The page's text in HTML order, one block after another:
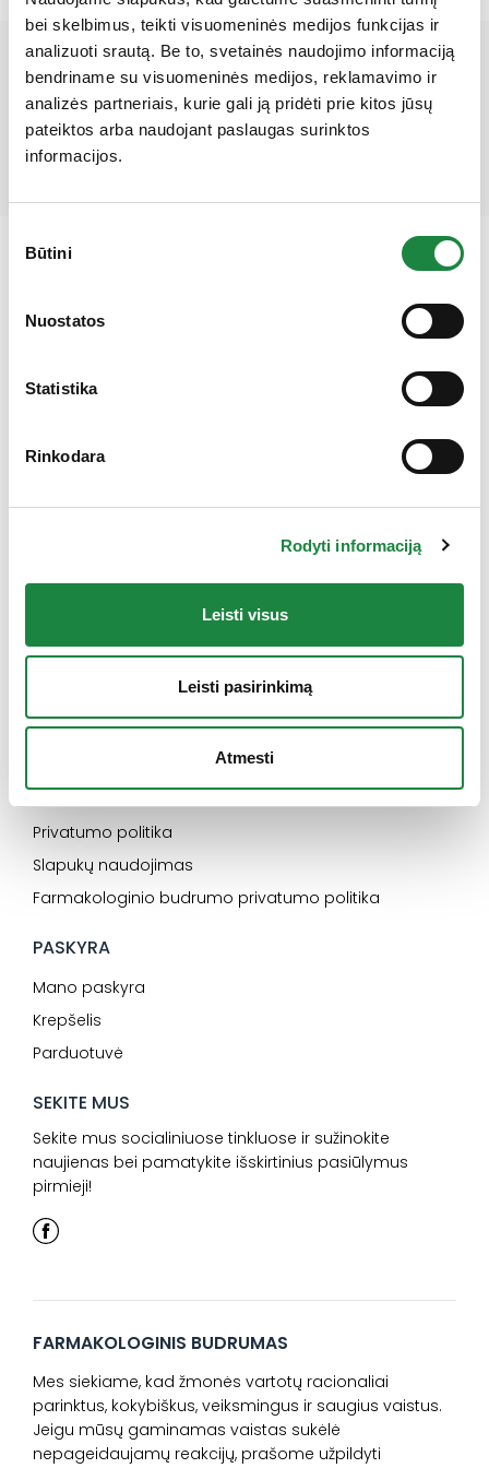
bei skelbimus, teikti visuomeninės medijos funkcijas ir
analizuoti srautą. Be to, svetainės naudojimo informaciją
bendriname su visuomeninės medijos, reklamavimo ir
analizės partneriais, kurie gali ją pridėti prie kitos jūsų
pateiktos arba naudojant paslaugas surinktos
informacijos.
pasirinkimas
Būtini
Nuostatos
Statistika
Rinkodara
Rodyti informaciją
Leisti visus
Leisti pasirinkimą
Atmesti
Mūsų partneriai
+370 612 77733
Naujienos
Konsultacija
SVARBU
Elektroninės parduotuvės pirkimo taisyklės
Privatumo politika
Slapukų naudojimas
Farmakologinio budrumo privatumo politika
PASKYRA
Mano paskyra
Krepšelis
Parduotuvė
SEKITE MUS
Sekite mus socialiniuose tinkluose ir sužinokite
naujienas bei pamatykite išskirtinius pasiūlymus
pirmieji!
FARMAKOLOGINIS BUDRUMAS
Mes siekiame, kad žmonės vartotų racionaliai
parinktus, kokybiškus, veiksmingus ir saugius vaistus.
Jeigu mūsų gaminamas vaistas sukėlė
nepageidaujamų reakcijų, prašome užpildyti
Gauk 10% nuolaidą!